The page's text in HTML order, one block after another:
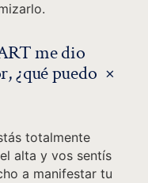
me dio
¿qué puedo +
totalmente
alta y vos sentís
a manifestar tu